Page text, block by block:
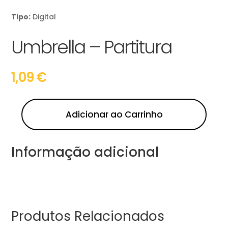
Tipo: Digital
Umbrella – Partitura
1,09€
Adicionar ao Carrinho
Informação adicional
Produtos Relacionados